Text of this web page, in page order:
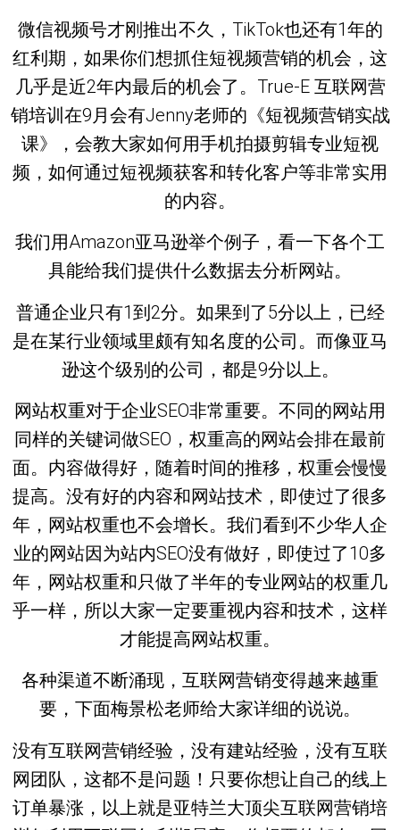
微信视频号才刚推出不久，TikTok也还有1年的
红利期，如果你们想抓住短视频营销的机会，这
几乎是近2年内最后的机会了。True-E 互联网营
销培训在9月会有Jenny老师的《短视频营销实战
课》，会教大家如何用手机拍摄剪辑专业短视
频，如何通过短视频获客和转化客户等非常实用
的内容。
我们用Amazon亚马逊举个例子，看一下各个工
具能给我们提供什么数据去分析网站。
普通企业只有1到2分。如果到了5分以上，已经
是在某行业领域里颇有知名度的公司。而像亚马
逊这个级别的公司，都是9分以上。
网站权重对于企业SEO非常重要。不同的网站用
同样的关键词做SEO，权重高的网站会排在最前
面。内容做得好，随着时间的推移，权重会慢慢
提高。没有好的内容和网站技术，即使过了很多
年，网站权重也不会增长。我们看到不少华人企
业的网站因为站内SEO没有做好，即使过了10多
年，网站权重和只做了半年的专业网站的权重几
乎一样，所以大家一定要重视内容和技术，这样
才能提高网站权重。
各种渠道不断涌现，互联网营销变得越来越重
要，下面梅景松老师给大家详细的说说。
没有互联网营销经验，没有建站经验，没有互联
网团队，这都不是问题！只要你想让自己的线上
订单暴涨，以上就是亚特兰大顶尖互联网营销培